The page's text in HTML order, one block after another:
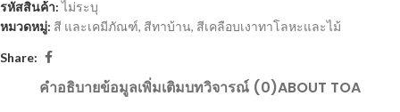
รหัสสินค้า:ไม่ระบุ
หมวดหมู่: สี และเคมีภัณฑ์, สีทาบ้าน, สีเคลือบเงาทาโลหะและไม้
Share:
คำอธิบายข้อมูลเพิ่มเติมบทวิจารณ์ (0)ABOUT TOA